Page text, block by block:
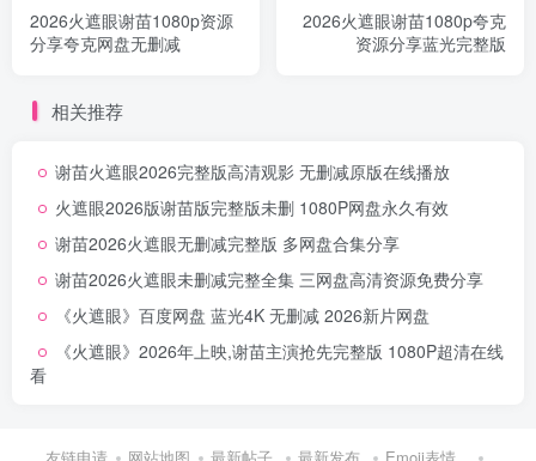
2026火遮眼谢苗1080p资源
分享夸克网盘无删减
2026火遮眼谢苗1080p夸克
资源分享蓝光完整版
相关推荐
谢苗火遮眼2026完整版高清观影 无删减原版在线播放
火遮眼2026版谢苗版完整版未删 1080P网盘永久有效
谢苗2026火遮眼无删减完整版 多网盘合集分享
谢苗2026火遮眼未删减完整全集 三网盘高清资源免费分享
《火遮眼》百度网盘 蓝光4K 无删减 2026新片网盘
《火遮眼》2026年上映,谢苗主演抢先完整版 1080P超清在线
看